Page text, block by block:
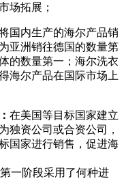
场拓展；
国内生产的海尔产品销
亚洲销往德国的数量第
的数量第一；海尔洗衣
海尔产品在国际市场上
在美国等目标国家建立
独资公司或合资公司，
国家进行销售，促进海
一阶段采用了何种进